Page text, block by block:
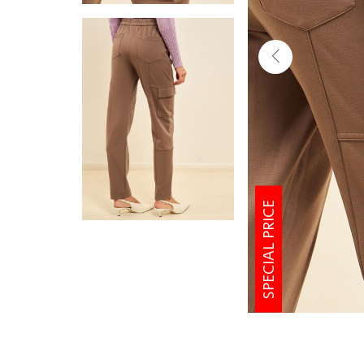
SPECIAL PRICE